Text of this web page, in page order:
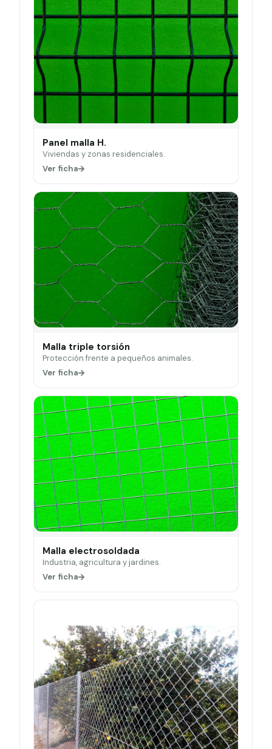
Panel malla H.
Viviendas y zonas residenciales.
Ver ficha
Malla triple torsión
Protección frente a pequeños animales.
Ver ficha
Malla electrosoldada
Industria, agricultura y jardines.
Ver ficha